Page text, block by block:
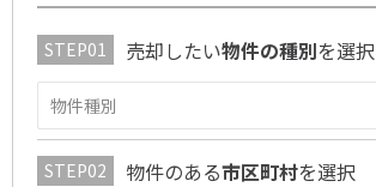
売却したい物件の種別を選択
物件のある市区町村を選択